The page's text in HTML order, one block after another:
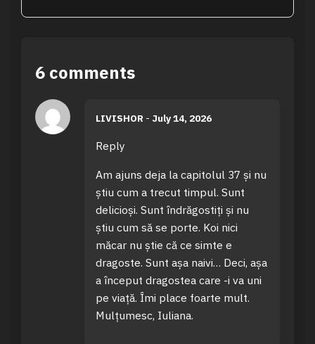
6 comments
LIVISHOR - July 14, 2026
Reply
Am ajuns deja la capitolul 37 și nu
știu cum a trecut timpul. Sunt
delicioși. Sunt îndrăgostiți și nu
știu cum să se porte. Koi nici
măcar nu știe că ce simte e
dragoste. Sunt așa naivi… Deci, așa
a început dragostea care -i va uni
pe viață. Îmi place foarte mult.
Mulțumesc, Iuliana.